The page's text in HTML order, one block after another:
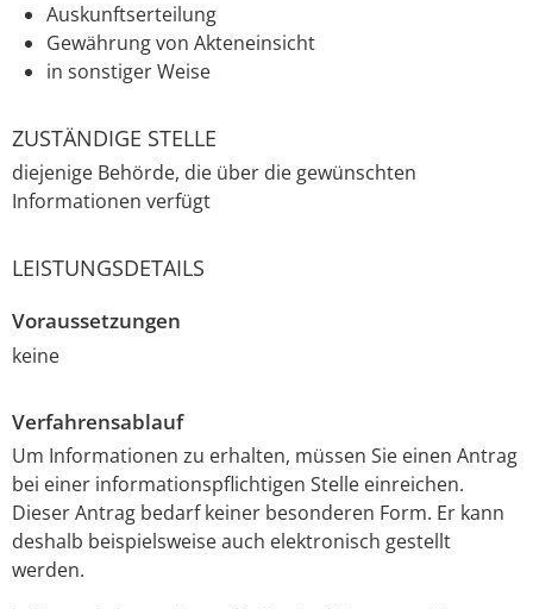
Auskunftserteilung
Gewährung von Akteneinsicht
in sonstiger Weise
ZUSTÄNDIGE STELLE
diejenige Behörde, die über die gewünschten
Informationen verfügt
LEISTUNGSDETAILS
Voraussetzungen
keine
Verfahrensablauf
Um Informationen zu erhalten, müssen Sie einen Antrag
bei einer informationspflichtigen Stelle einreichen.
Dieser Antrag bedarf keiner besonderen Form. Er kann
deshalb beispielsweise auch elektronisch gestellt
werden.